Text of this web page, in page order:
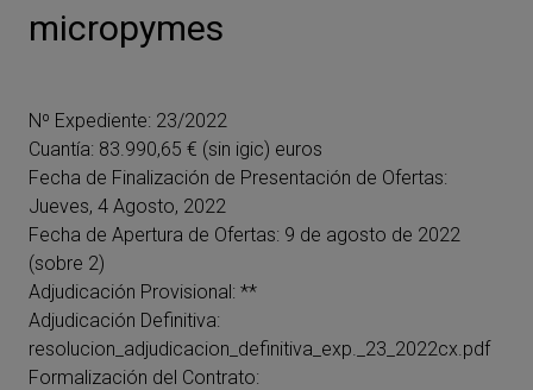
micropymes
Nº Expediente: 23/2022
Cuantía: 83.990,65 € (sin igic) euros
Fecha de Finalización de Presentación de Ofertas:
Jueves, 4 Agosto, 2022
Fecha de Apertura de Ofertas: 9 de agosto de 2022
(sobre 2)
Adjudicación Provisional: **
Adjudicación Definitiva:
resolucion_adjudicacion_definitiva_exp._23_2022cx.pdf
Formalización del Contrato: